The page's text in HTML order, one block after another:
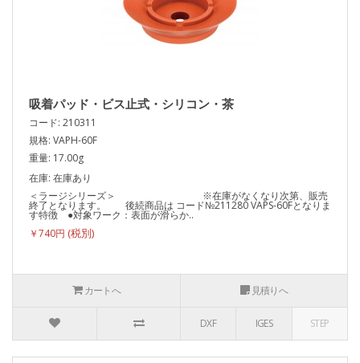
吸着パッド・ビス止式・シリコン・茶
コード: 210311
規格: VAPH-60F
重量: 17.00g
在庫: 在庫あり
＜ラージシリーズ＞ ※在庫がなくなり次第、販売
終了となります。 後続商品は コード№211280 VAPS-60Fとなりま
す特徴 ●対象ワーク：表面が滑らか..
￥740円
カートへ 見積りへ
DXF IGES STEP